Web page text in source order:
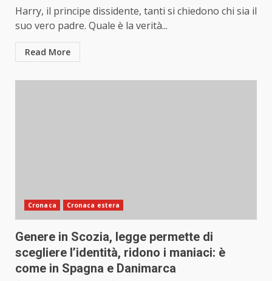
Harry, il principe dissidente, tanti si chiedono chi sia il
suo vero padre. Quale è la verità...
Read More
Cronaca Cronaca estera
Genere in Scozia, legge permette di
scegliere l’identità, ridono i maniaci: è
come in Spagna e Danimarca